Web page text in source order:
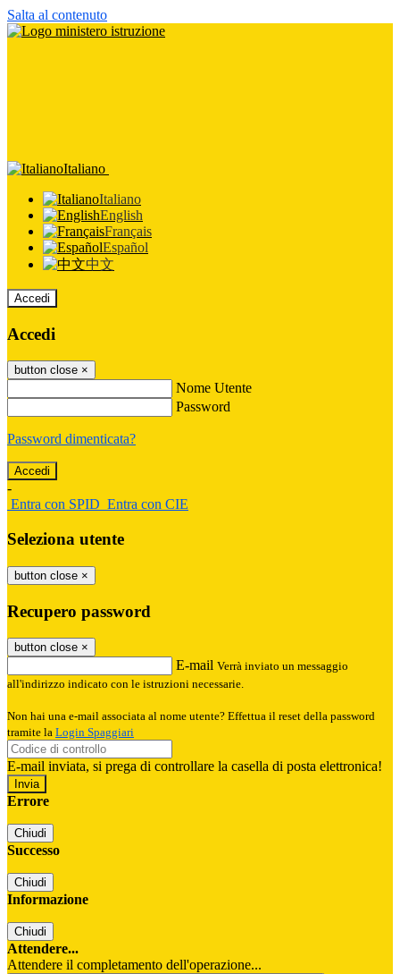
Salta al contenuto
Italiano
Italiano
English
Français
Español
中文
Accedi
Accedi
button close ×
Nome Utente
Password
Password dimenticata?
-
Entra con SPID Entra con CIE
Seleziona utente
button close ×
Recupero password
button close ×
E-mail Verrà inviato un messaggio
all'indirizzo indicato con le istruzioni necessarie.
Non hai una e-mail associata al nome utente? Effettua il reset della password
tramite la Login Spaggiari
E-mail inviata, si prega di controllare la casella di posta elettronica!
Errore
Chiudi
Successo
Chiudi
Informazione
Chiudi
Attendere...
Attendere il completamento dell'operazione...